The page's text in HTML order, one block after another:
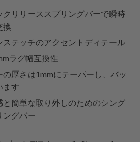
クリリーススプリングバーで瞬時
換
ステッチのアクセントディテール
ラグ幅互換性
厚さは1mmにテーパーし、バッ
ます
と簡単な取り外しのためのシング
ングバー